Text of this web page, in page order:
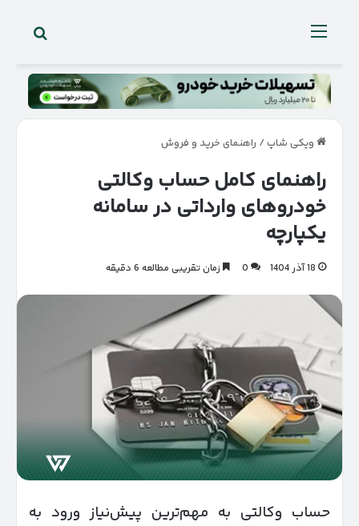
منو
ویکی شاپ/ راهنمای خرید و فروش
راهنمای کامل حساب وکالتی
خودروهای وارداتی در سامانه
یکپارچه
18 آذر 1404 0 زمان تقریبی مطالعه 6 دقیقه
حساب وکالتی به مهم‌ترین پیش‌نیاز ورود به